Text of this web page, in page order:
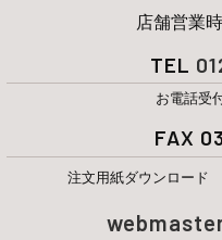
店舗営業
TEL
お電話受
FAX
注文用紙ダウンロード